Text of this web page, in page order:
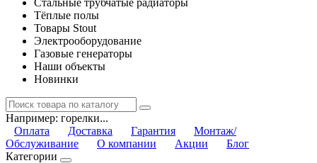
Стальные трубчатые радиаторы
Тёплые полы
Товары Stout
Электрооборудование
Газовые генераторы
Наши объекты
Новинки
Например: горелки...
Оплата
Доставка Гарантия
Монтаж/
Обслуживание
О компании Акции
Блог
Категории